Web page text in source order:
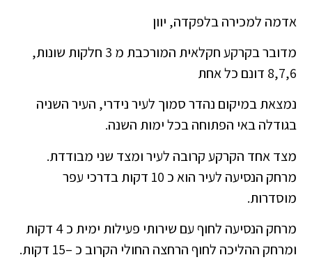
אדמה למכירה בלפקדה, יוון
מדובר בקרקע חקלאית המורכבת מ 3 חלקות שונות,
8,7,6 דונם כל אחת
נמצאת במיקום נהדר סמוך לעיר נידרי, העיר השניה
בגודלה באי הפתוחה בכל ימות השנה.
מצד אחד הקרקע קרובה לעיר ומצד שני מבודדת.
מרחק הנסיעה לעיר הוא כ 10 דקות בדרכי עפר
מוסדרות.
מרחק הנסיעה לחוף עם שירותי פעילות ימית כ 4 דקות
ומרחק ההליכה לחוף הרחצה החולי הקרוב כ –15 דקות.